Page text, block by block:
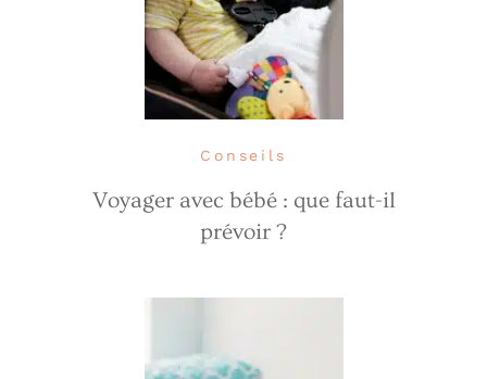
Conseils
Voyager avec bébé : que faut-il
prévoir ?